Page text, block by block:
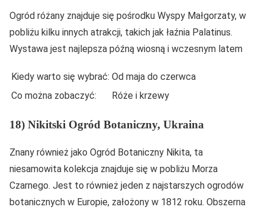
Ogród różany znajduje się pośrodku Wyspy Małgorzaty, w
pobliżu kilku innych atrakcji, takich jak łaźnia Palatinus.
Wystawa jest najlepsza późną wiosną i wczesnym latem
Kiedy warto się wybrać: Od maja do czerwca
Co można zobaczyć:
Róże i krzewy
18) Nikitski Ogród Botaniczny, Ukraina
Znany również jako Ogród Botaniczny Nikita, ta
niesamowita kolekcja znajduje się w pobliżu Morza
Czarnego. Jest to również jeden z najstarszych ogrodów
botanicznych w Europie, założony w 1812 roku. Obszerna